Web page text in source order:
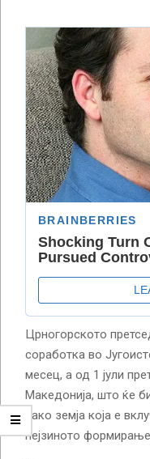
Црногорското
соработка во
месец, а од 1 јули
Македонија, што ќе
како земја која е
нејзиното